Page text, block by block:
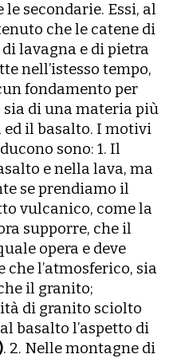
secondarie. Essi, al
che le catene di
lavagna e di pietra
nell’istesso tempo,
fondamento per
di una materia più
il basalto. I motivi
sono: 1. Il
e nella lava, ma
se prendiamo il
vulcanico, come la
supporre, che il
opera e deve
che l’atmosferico, sia
il granito;
di granito sciolto
basalto l’aspetto di
). 2. Nelle montagne di